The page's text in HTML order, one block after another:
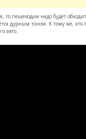
то пешеходам надо будет
дурным тоном. К тому же, кто-
авто.